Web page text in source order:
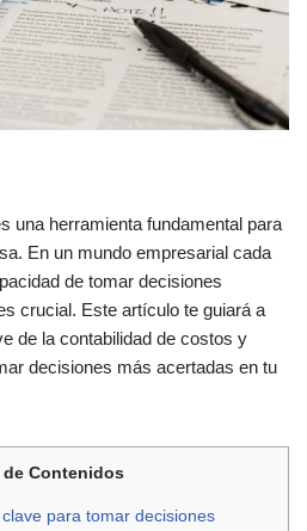
una herramienta fundamental para
En un mundo empresarial cada
de tomar decisiones
crucial. Este artículo te guiará a
de la contabilidad de costos y
decisiones más acertadas en tu
de Contenidos
para tomar decisiones